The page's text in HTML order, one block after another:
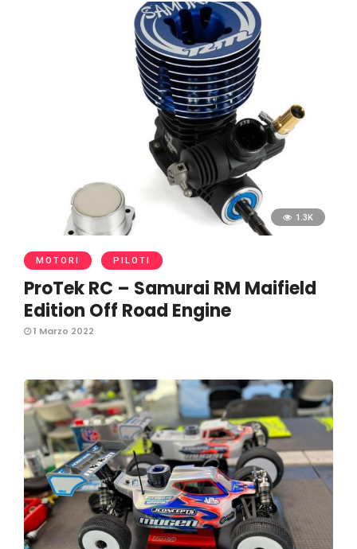
1.3K
MOTORI PILOTI
ProTek RC – Samurai RM Maifield
Edition Off Road Engine
1 Marzo 2022